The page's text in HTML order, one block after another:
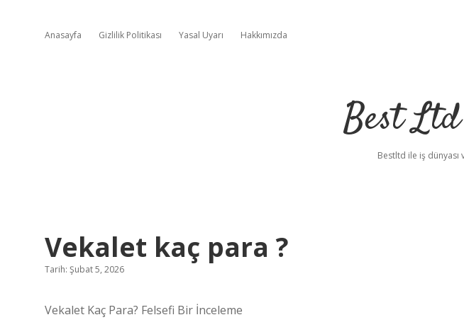
Anasayfa Gizlilik Politikası Yasal Uyarı Hakkımızda
Best
Bestltd ile iş dünyası
Vekalet kaç para ?
Tarih: Şubat 5, 2026
Vekalet Kaç Para? Felsefi Bir İnceleme